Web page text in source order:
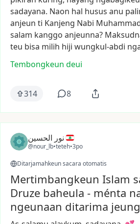
sadayana. Naon hal husus anu
anjeun ti Kanjeng Nabi
salam kanggo anjeunna?
teu bisa milih hiji wungkul-abdi
Tembongkeun deui
314 8
نور الحسين
@nour_lb•teteh•3po
Ditarjamahkeun sacara otomatis
Mertimbangkeun Islam
Druze baheula - ménta
ngeunaan ditarima